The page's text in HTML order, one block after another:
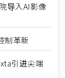
导入AI影像
制革新
引进尖端